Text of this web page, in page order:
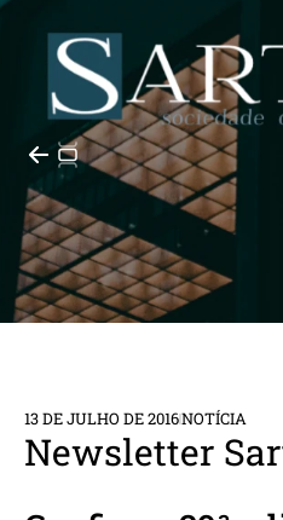
13 DE JULHO DE 2016NOTÍCIA
Newsletter